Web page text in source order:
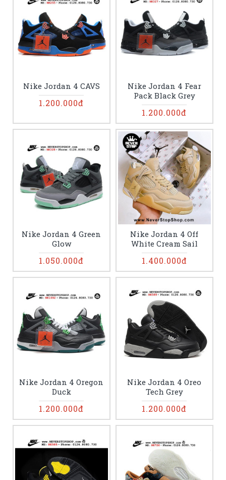
Nike Jordan 4 CAVS
1.200.000đ
Nike Jordan 4 Fear
Pack Black Grey
1.200.000đ
Nike Jordan 4 Green
Glow
1.050.000đ
Nike Jordan 4 Off
White Cream Sail
1.400.000đ
Nike Jordan 4 Oregon
Duck
1.200.000đ
Nike Jordan 4 Oreo
Tech Grey
1.200.000đ